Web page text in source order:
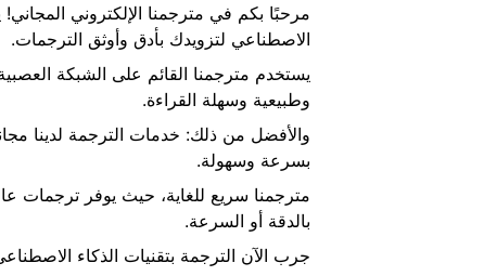
الاصطناعي لتزويدك بأدق وأوثق الترجمات.
وطبيعية وسهلة القراءة.
بسرعة وسهولة.
مترجمنا سريع للغاية، حيث يوفر ترجمات
بالدقة أو السرعة.
جرب الآن الترجمة بتقنيات الذكاء